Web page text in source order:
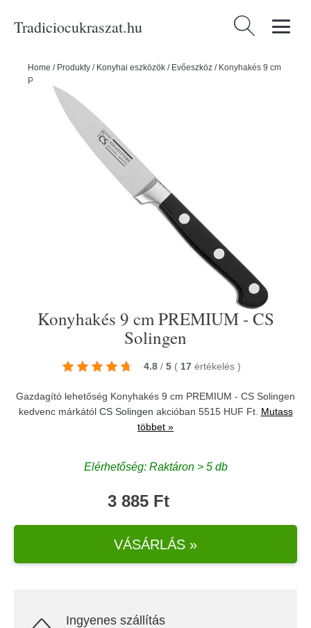
Tradiciocukraszat.hu Keresés:
Home / Produkty / Konyhai eszközök / Evőeszköz / Konyhakés 9 cm
PREMIUM - CS Solingen
Konyhakés 9 cm PREMIUM - CS
Solingen
4.8 / 5 ( 17 értékelés )
Gazdagító lehetőség Konyhakés 9 cm PREMIUM - CS Solingen
kedvenc márkától CS Solingen akcióban 5515 HUF Ft. Mutass
többet »
Elérhetőség: Raktáron > 5 db
3 885 Ft
VÁSÁRLÁS »
Ingyenes szállítás